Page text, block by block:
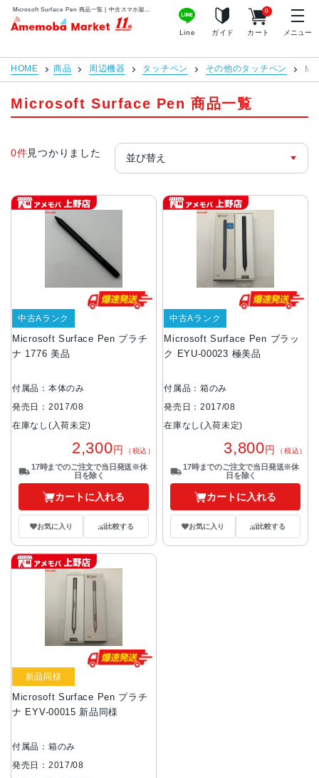
アメモバマーケット
Line ガイド カート
0
メニュー
HOME 商品 周辺機器 タッチペン その他のタッチペン
Microsoft Surface Pen 商品一覧
0件見つかりました
Microsoft Surface Pen プラチ
ナ 1776 美品
中古Aランク
付属品：本体のみ
発売日：2017/08
在庫なし(入荷未定)
2,300円 （税込）
17時までのご注文で当日発送※休
日を除く
カートに入れる
お気に入り 比較する
Microsoft Surface Pen ブラッ
ク EYU-00023 極美品
中古Aランク
付属品：箱のみ
発売日：2017/08
在庫なし(入荷未定)
3,800円 （税込）
17時までのご注文で当日発送※休
日を除く
カートに入れる
お気に入り 比較する
Microsoft Surface Pen プラチ
ナ EYV-00015 新品同様
新品同様
付属品：箱のみ
発売日：2017/08